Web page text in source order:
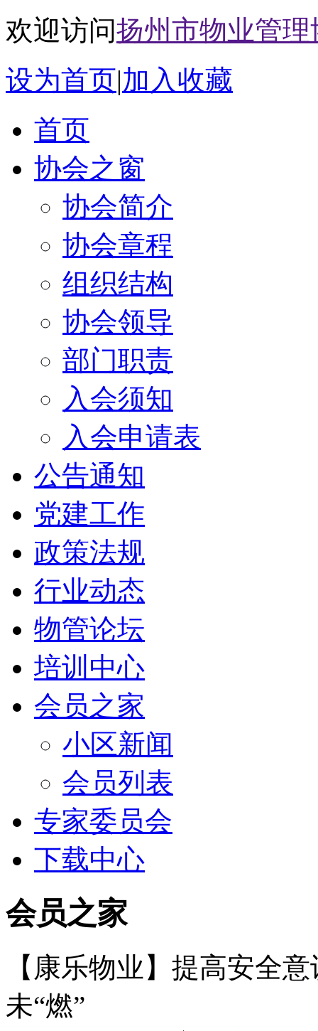
欢迎访问扬州市物业管理
设为首页|加入收藏
首页
协会之窗
协会简介
协会章程
组织结构
协会领导
部门职责
入会须知
入会申请表
公告通知
党建工作
政策法规
行业动态
物管论坛
培训中心
会员之家
小区新闻
会员列表
专家委员会
下载中心
会员之家
【康乐物业】提高安全
未“燃”